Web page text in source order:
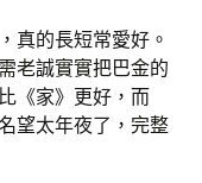
真的長短常愛好。
老誠實實把巴金的
《家》更好，而
望太年夜了，完整